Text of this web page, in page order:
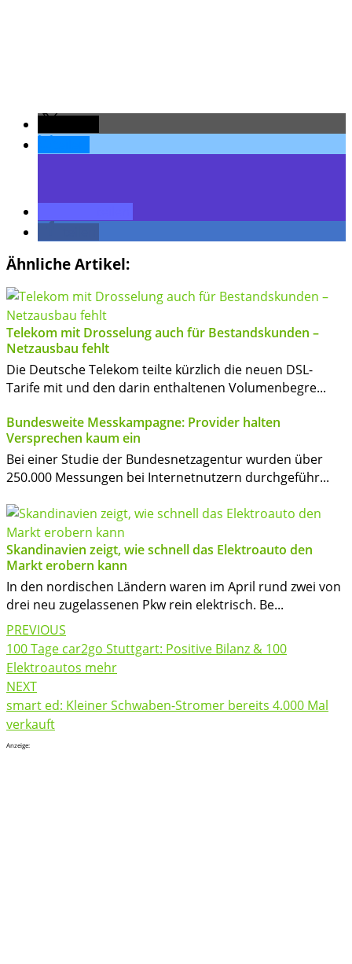
Ähnliche Artikel:
Telekom mit Drosselung auch für Bestandskunden –
Netzausbau fehlt
Die Deutsche Telekom teilte kürzlich die neuen DSL-
Tarife mit und den darin enthaltenen Volumenbegre...
Bundesweite Messkampagne: Provider halten
Versprechen kaum ein
Bei einer Studie der Bundesnetzagentur wurden über
250.000 Messungen bei Internetnutzern durchgeführ...
Skandinavien zeigt, wie schnell das Elektroauto den
Markt erobern kann
In den nordischen Ländern waren im April rund zwei von
drei neu zugelassenen Pkw rein elektrisch. Be...
Post
navigation
PREVIOUS
100 Tage car2go Stuttgart: Positive Bilanz & 100
Elektroautos mehr
NEXT
smart ed: Kleiner Schwaben-Stromer bereits 4.000 Mal
verkauft
Anzeige: